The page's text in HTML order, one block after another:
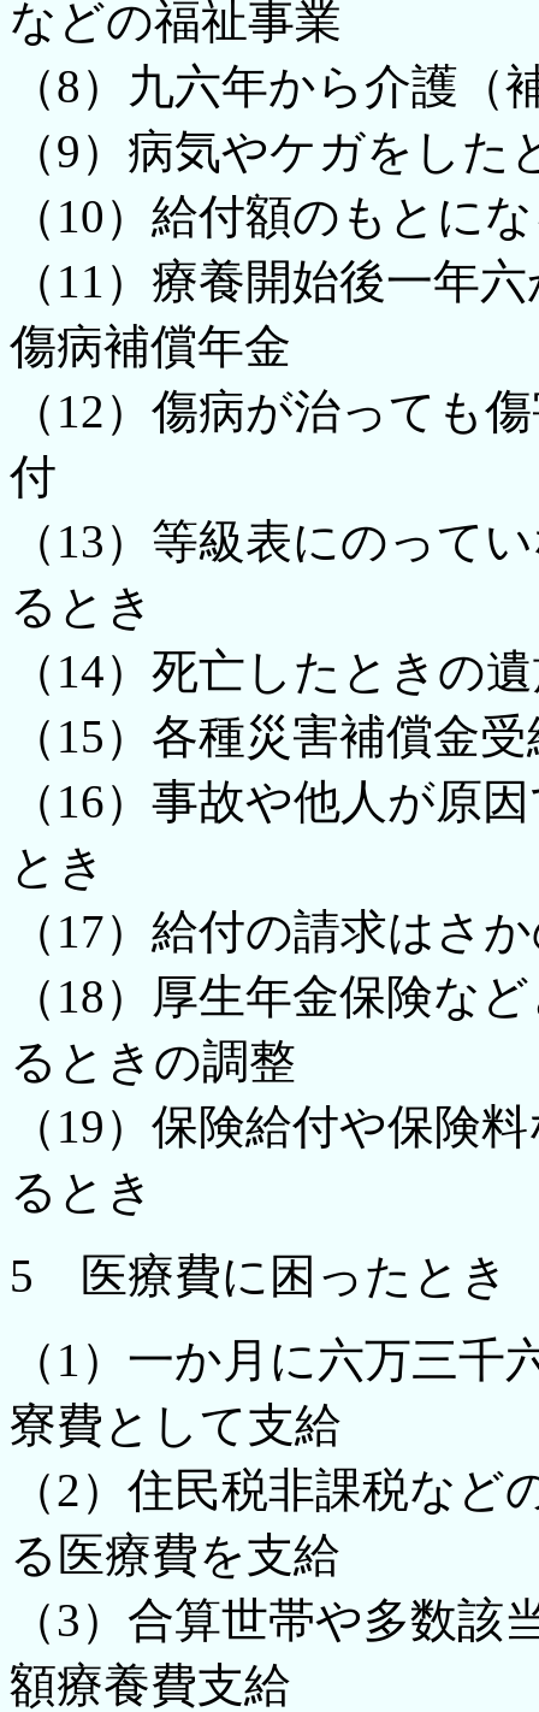
などの福祉事業
（8）九六年から介護
（9）病気やケガをした
（10）給付額のもとに
（11）療養開始後一年
傷病補償年金
（12）傷病が治っても
付
（13）等級表にのって
るとき
（14）死亡したときの
（15）各種災害補償金
（16）事故や他人が原
とき
（17）給付の請求はさ
（18）厚生年金保険な
るときの調整
（19）保険給付や保険
るとき
5 医療費に困ったとき
（1）一か月に六万三
寮費として支給
（2）住民税非課税な
る医療費を支給
（3）合算世帯や多数
額療養費支給